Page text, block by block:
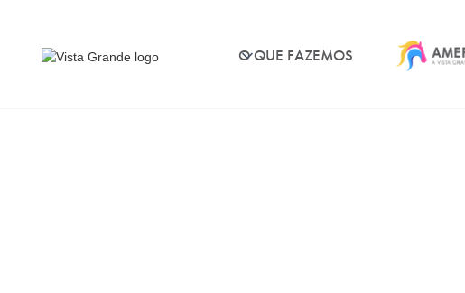
O QUE FAZEMOS